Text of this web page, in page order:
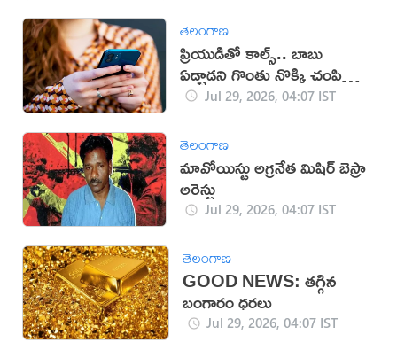
తెలంగాణ
ప్రియుడితో కాల్స్.. బాబు
ఏడ్చాడని గొంతు నొక్కి చంపిన
తల్లి Jul 29, 2026, 04:07 IST
తెలంగాణ
మావోయిస్టు అగ్రనేత మిషిర్‌ బెస్రా
అరెస్టు
Jul 29, 2026, 04:07 IST
తెలంగాణ
GOOD NEWS: తగ్గిన
బంగారం ధరలు
Jul 29, 2026, 04:07 IST